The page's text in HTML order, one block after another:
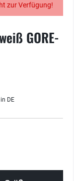
zur Verfügung!
GORE-
DE